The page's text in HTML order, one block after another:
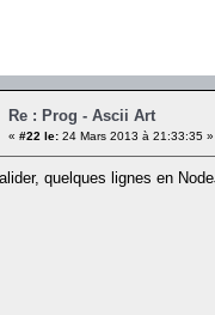
Re : Prog - Ascii Art
« #22 le: 24 Mars 2013 à 21:33:35 »
quelques lignes en